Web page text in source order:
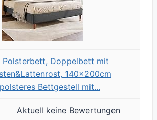
Polsterbett, Doppelbett mit
140x200cm
Bettgestell mit...
Aktuell keine Bewertungen